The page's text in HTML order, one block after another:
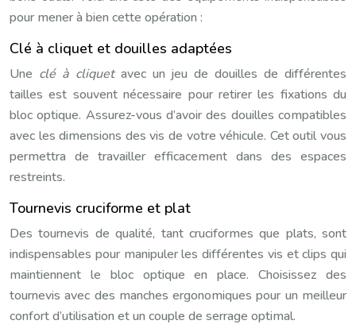
pour mener à bien cette opération :
Clé à cliquet et douilles adaptées
Une clé à cliquet avec un jeu de douilles de différentes
tailles est souvent nécessaire pour retirer les fixations du
bloc optique. Assurez-vous d’avoir des douilles compatibles
avec les dimensions des vis de votre véhicule. Cet outil vous
permettra de travailler efficacement dans des espaces
restreints.
Tournevis cruciforme et plat
Des tournevis de qualité, tant cruciformes que plats, sont
indispensables pour manipuler les différentes vis et clips qui
maintiennent le bloc optique en place. Choisissez des
tournevis avec des manches ergonomiques pour un meilleur
confort d’utilisation et un couple de serrage optimal.